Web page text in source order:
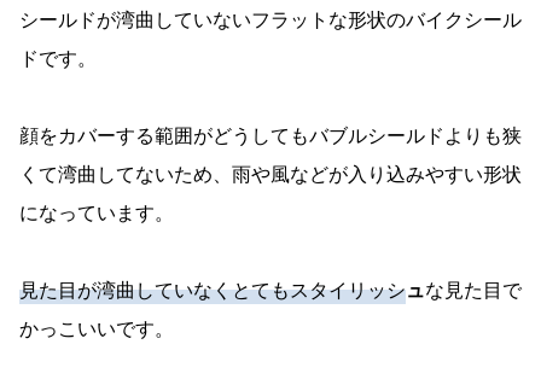
シールドが湾曲していないフラットな形状のバイクシール
ドです。
顔をカバーする範囲がどうしてもバブルシールドよりも狭
くて湾曲してないため、雨や風などが入り込みやすい形状
になっています。
見た目が湾曲していなくとてもスタイリッシュな見た目で
かっこいいです。